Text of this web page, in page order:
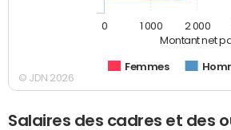
Montant net
Femmes
0 1 000 2 000
© JDN 2026
Salaires des cadres et des